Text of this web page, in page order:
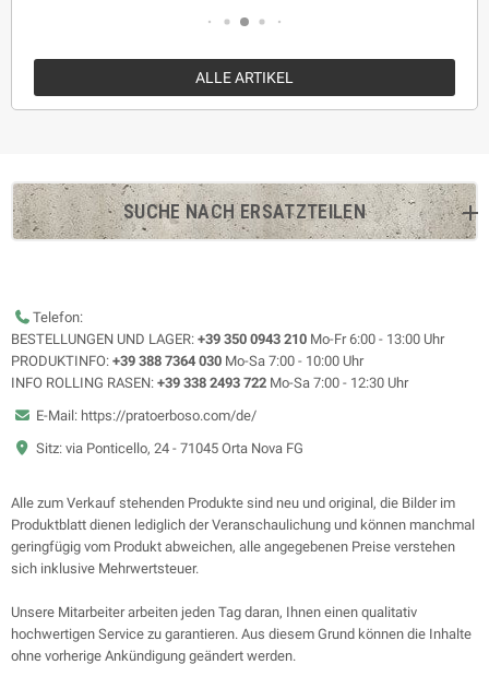
ALLE ARTIKEL
SUCHE NACH ERSATZTEILEN
Telefon:
BESTELLUNGEN UND LAGER: +39 350 0943 210 Mo-Fr 6:00 - 13:00 Uhr
PRODUKTINFO: +39 388 7364 030 Mo-Sa 7:00 - 10:00 Uhr
INFO ROLLING RASEN: +39 338 2493 722 Mo-Sa 7:00 - 12:30 Uhr
E-Mail: https://pratoerboso.com/de/
Sitz: via Ponticello, 24 - 71045 Orta Nova FG
Alle zum Verkauf stehenden Produkte sind neu und original, die Bilder im
Produktblatt dienen lediglich der Veranschaulichung und können manchmal
geringfügig vom Produkt abweichen, alle angegebenen Preise verstehen
sich inklusive Mehrwertsteuer.
Unsere Mitarbeiter arbeiten jeden Tag daran, Ihnen einen qualitativ
hochwertigen Service zu garantieren. Aus diesem Grund können die Inhalte
ohne vorherige Ankündigung geändert werden.